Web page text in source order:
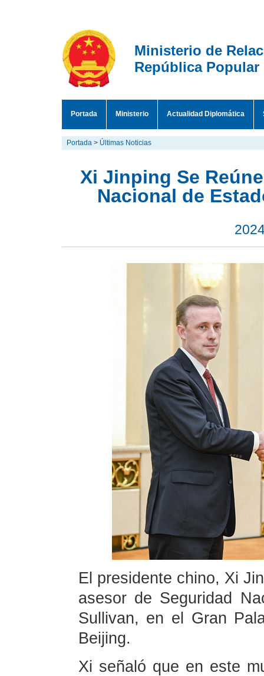
Ministerio de
República Popular
Portada Ministerio Actualidad Diplomática
Portada > Últimas Noticias
Xi Jinping Se
Nacional de
El presidente chino, Xi
asesor de Seguridad
Sullivan, en el Gran
Beijing.
Xi señaló que en este